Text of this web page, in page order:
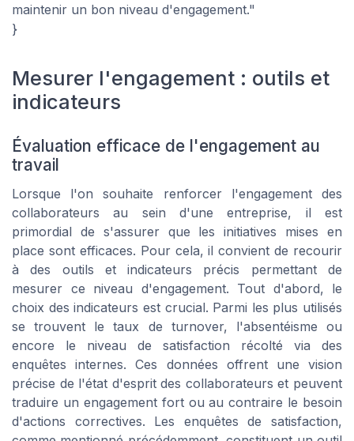
maintenir un bon niveau d'engagement."
}
Mesurer l'engagement : outils et
indicateurs
Évaluation efficace de l'engagement au
travail
Lorsque l'on souhaite renforcer l'engagement des
collaborateurs au sein d'une entreprise, il est
primordial de s'assurer que les initiatives mises en
place sont efficaces. Pour cela, il convient de recourir
à des outils et indicateurs précis permettant de
mesurer ce niveau d'engagement. Tout d'abord, le
choix des indicateurs est crucial. Parmi les plus utilisés
se trouvent le taux de turnover, l'absentéisme ou
encore le niveau de satisfaction récolté via des
enquêtes internes. Ces données offrent une vision
précise de l'état d'esprit des collaborateurs et peuvent
traduire un engagement fort ou au contraire le besoin
d'actions correctives. Les enquêtes de satisfaction,